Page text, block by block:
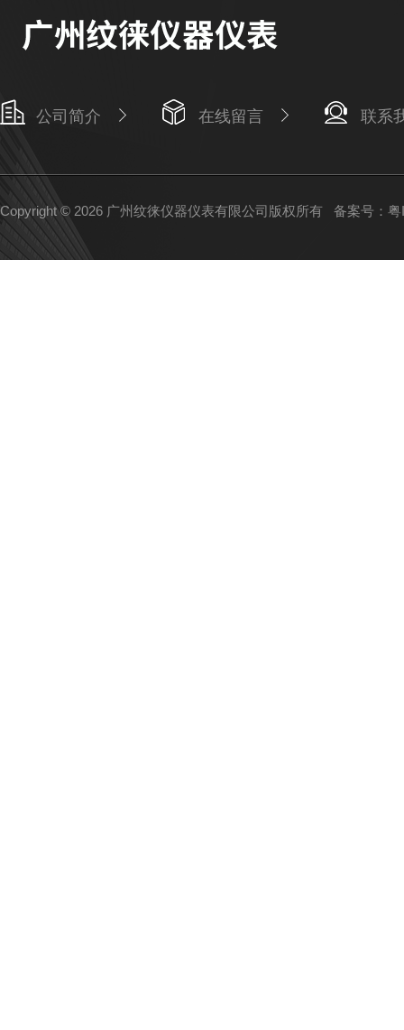
公司简介 在线留言 联系
Copyright © 2026 广州纹徕仪器仪表有限公司版权所有 备案号：